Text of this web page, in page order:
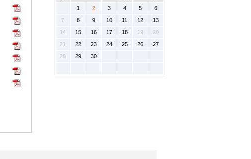
1 2 3 4 5
6
7
8 9 10 11 12
13
14
15 16 17 18 19
20
21
22 23 24 25 26
27
28
29 30